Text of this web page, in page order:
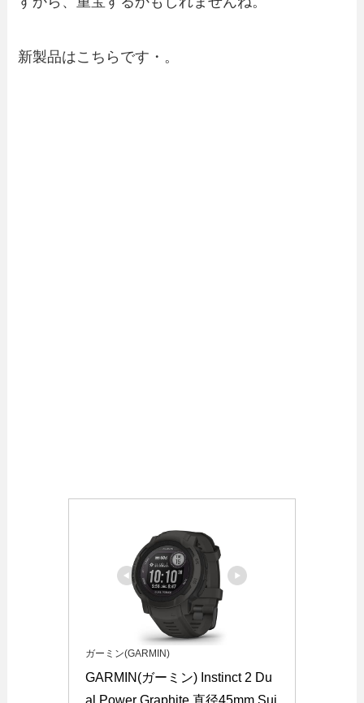
新製品はこちらです・。
ガーミン(GARMIN)
GARMIN(ガーミン) Instinct 2 Du
al Power Graphite 直径45mm Sui